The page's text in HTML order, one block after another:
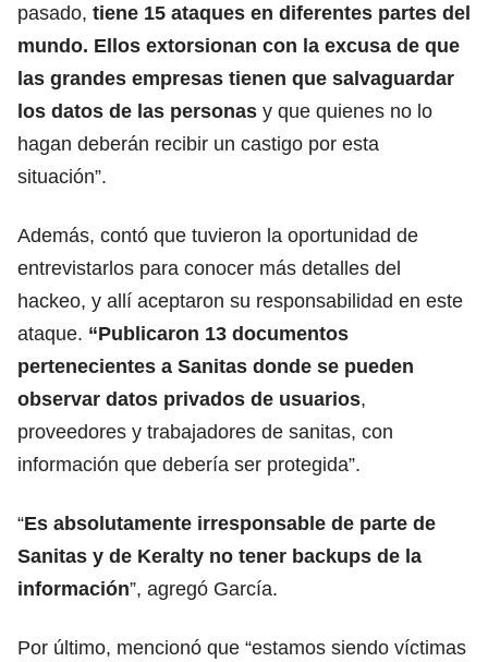
pasado, tiene 15 ataques en diferentes partes del
mundo. Ellos extorsionan con la excusa de que
las grandes empresas tienen que salvaguardar
los datos de las personas y que quienes no lo
hagan deberán recibir un castigo por esta
situación”.
Además, contó que tuvieron la oportunidad de
entrevistarlos para conocer más detalles del
hackeo, y allí aceptaron su responsabilidad en este
ataque. “Publicaron 13 documentos
pertenecientes a Sanitas donde se pueden
observar datos privados de usuarios,
proveedores y trabajadores de sanitas, con
información que debería ser protegida”.
“Es absolutamente irresponsable de parte de
Sanitas y de Keralty no tener backups de la
información”, agregó García.
Por último, mencionó que “estamos siendo víctimas